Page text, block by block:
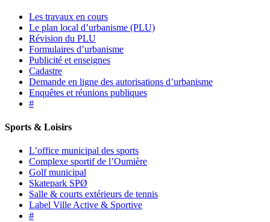
Les travaux en cours
Le plan local d’urbanisme (PLU)
Révision du PLU
Formulaires d’urbanisme
Publicité et enseignes
Cadastre
Demande en ligne des autorisations d’urbanisme
Enquêtes et réunions publiques
#
Sports & Loisirs
L’office municipal des sports
Complexe sportif de l’Oumière
Golf municipal
Skatepark SPØ
Salle & courts extérieurs de tennis
Label Ville Active & Sportive
#